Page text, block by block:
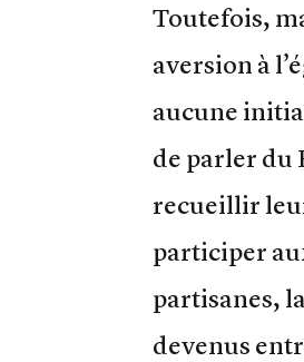
Toutefois,
aversion à
aucune
de parler du
recueillir
participer
partisanes,
devenus